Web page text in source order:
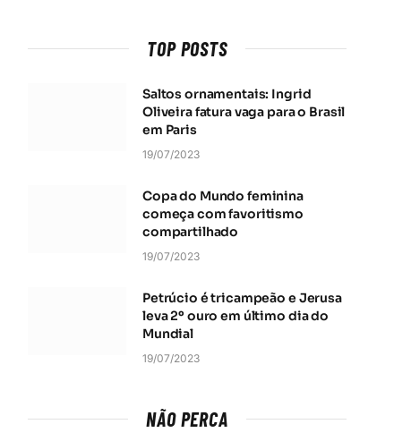
TOP POSTS
Saltos ornamentais: Ingrid
Oliveira fatura vaga para o Brasil
em Paris
19/07/2023
Copa do Mundo feminina
começa com favoritismo
compartilhado
19/07/2023
Petrúcio é tricampeão e Jerusa
leva 2º ouro em último dia do
Mundial
19/07/2023
NÃO PERCA